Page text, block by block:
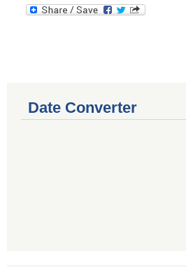
Date Converter